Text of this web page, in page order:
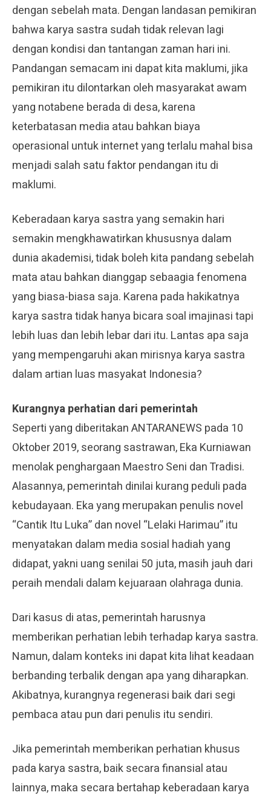
dengan sebelah mata. Dengan landasan pemikiran
bahwa karya sastra sudah tidak relevan lagi
dengan kondisi dan tantangan zaman hari ini.
Pandangan semacam ini dapat kita maklumi, jika
pemikiran itu dilontarkan oleh masyarakat awam
yang notabene berada di desa, karena
keterbatasan media atau bahkan biaya
operasional untuk internet yang terlalu mahal bisa
menjadi salah satu faktor pendangan itu di
maklumi.
Keberadaan karya sastra yang semakin hari
semakin mengkhawatirkan khususnya dalam
dunia akademisi, tidak boleh kita pandang sebelah
mata atau bahkan dianggap sebaagia fenomena
yang biasa-biasa saja. Karena pada hakikatnya
karya sastra tidak hanya bicara soal imajinasi tapi
lebih luas dan lebih lebar dari itu. Lantas apa saja
yang mempengaruhi akan mirisnya karya sastra
dalam artian luas masyakat Indonesia?
Kurangnya perhatian dari pemerintah
Seperti yang diberitakan ANTARANEWS pada 10
Oktober 2019, seorang sastrawan, Eka Kurniawan
menolak penghargaan Maestro Seni dan Tradisi.
Alasannya, pemerintah dinilai kurang peduli pada
kebudayaan. Eka yang merupakan penulis novel
“Cantik Itu Luka” dan novel “Lelaki Harimau” itu
menyatakan dalam media sosial hadiah yang
didapat, yakni uang senilai 50 juta, masih jauh dari
peraih mendali dalam kejuaraan olahraga dunia.
Dari kasus di atas, pemerintah harusnya
memberikan perhatian lebih terhadap karya sastra.
Namun, dalam konteks ini dapat kita lihat keadaan
berbanding terbalik dengan apa yang diharapkan.
Akibatnya, kurangnya regenerasi baik dari segi
pembaca atau pun dari penulis itu sendiri.
Jika pemerintah memberikan perhatian khusus
pada karya sastra, baik secara finansial atau
lainnya, maka secara bertahap keberadaan karya